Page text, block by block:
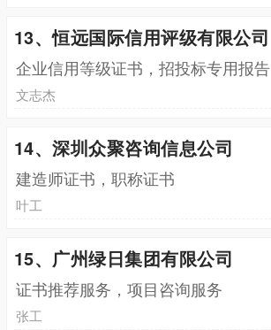
13、恒远国际信用评级有限公司
企业信用等级证书，招投标专用报告
文志杰
14、深圳众聚咨询信息公司
建造师证书，职称证书
叶工
15、广州绿日集团有限公司
证书推荐服务，项目咨询服务
张工